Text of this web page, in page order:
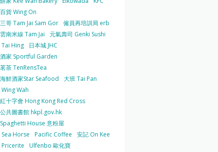
貨 Wing On
哥 Tam Jai Sam Gor 僱員再培訓局 erb
南米線 Tam Jai
元氣壽司 Genki Sushi
Tai Hing
日本城 JHC
家 Sportful Garden
茶 TenRensTea
鮮酒家Star Seafood
大班 Tai Pan
Wing Wah
十字會 Hong Kong Red Cross
共圖書館 hkpl.gov.hk
House 意粉屋
Sea Horse
Pacific Coffee
安記 On Kee
Pricerite
Ulfenbo 歐化寶